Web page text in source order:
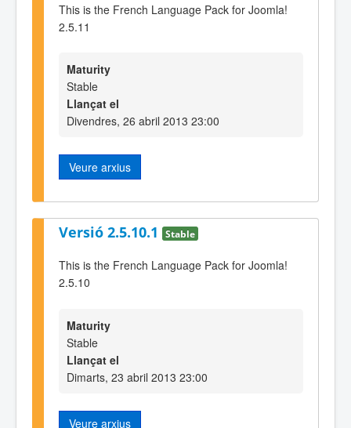
This is the French Language Pack for Joomla!
2.5.11
Maturity
Stable
Llançat el
Divendres, 26 abril 2013 23:00
Veure arxius
Versió 2.5.10.1 Stable
This is the French Language Pack for Joomla!
2.5.10
Maturity
Stable
Llançat el
Dimarts, 23 abril 2013 23:00
Veure arxius